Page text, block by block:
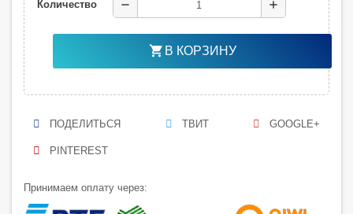
Количество remove add
shopping_cart В КОРЗИНУ
ПОДЕЛИТЬСЯ ТВИТ GOOGLE+
PINTEREST
Принимаем оплату через: